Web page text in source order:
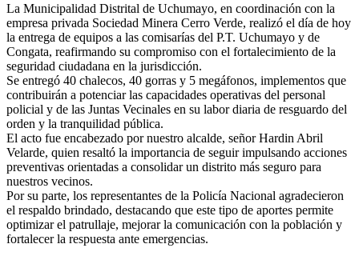
La Municipalidad Distrital de Uchumayo, en coordinación con la
empresa privada Sociedad Minera Cerro Verde, realizó el día de hoy
la entrega de equipos a las comisarías del P.T. Uchumayo y de
Congata, reafirmando su compromiso con el fortalecimiento de la
seguridad ciudadana en la jurisdicción.
Se entregó 40 chalecos, 40 gorras y 5 megáfonos, implementos que
contribuirán a potenciar las capacidades operativas del personal
policial y de las Juntas Vecinales en su labor diaria de resguardo del
orden y la tranquilidad pública.
El acto fue encabezado por nuestro alcalde, señor Hardin Abril
Velarde, quien resaltó la importancia de seguir impulsando acciones
preventivas orientadas a consolidar un distrito más seguro para
nuestros vecinos.
Por su parte, los representantes de la Policía Nacional agradecieron
el respaldo brindado, destacando que este tipo de aportes permite
optimizar el patrullaje, mejorar la comunicación con la población y
fortalecer la respuesta ante emergencias.